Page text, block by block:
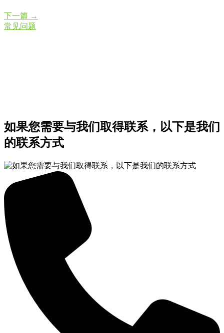
下一篇 →
常见问题
如果您需要与我们取得联系，以下是我们
的联系方式